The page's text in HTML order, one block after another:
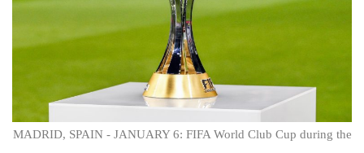
MADRID, SPAIN - JANUARY 6: FIFA World Club Cup during the